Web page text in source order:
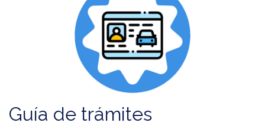
Guía de trámites